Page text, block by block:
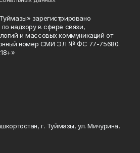
зарегистрировано
надзору в сфере связи,
и массовых коммуникаций от
номер СМИ ЭЛ № ФС 77-75680.
г. Туймазы, ул. Мичурина,